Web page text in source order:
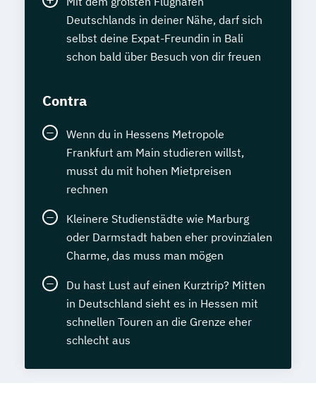
Deutschlands in deiner Nähe, darf sich
selbst deine Expat-Freundin in Bali
schon bald über Besuch von dir freuen
Contra
Wenn du in Hessens Metropole
Frankfurt am Main studieren willst,
musst du mit hohen Mietpreisen
rechnen
Kleinere Studienstädte wie Marburg
oder Darmstadt haben eher provinzialen
Charme, das muss man mögen
Du hast Lust auf einen Kurztrip? Mitten
in Deutschland sieht es in Hessen mit
schnellen Touren an die Grenze eher
schlecht aus